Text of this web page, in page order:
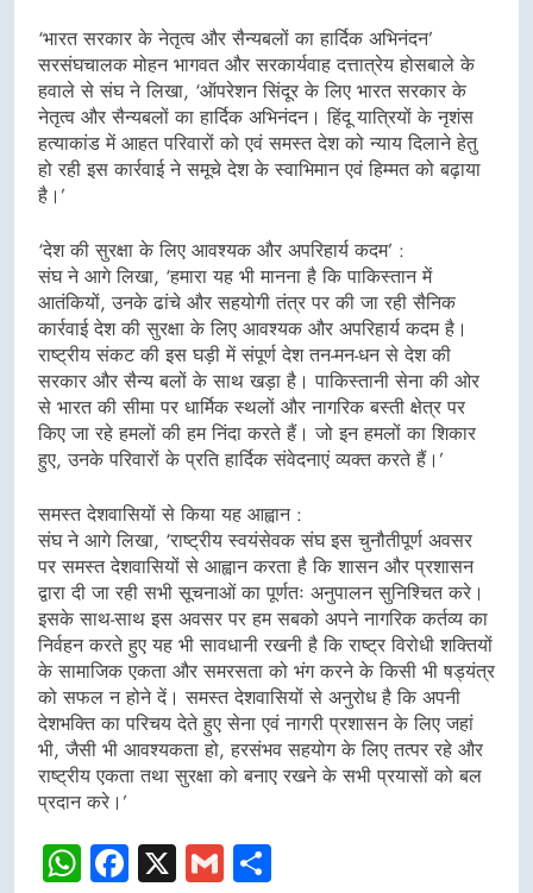
‘भारत सरकार के नेतृत्व और सैन्यबलों का हार्दिक अभिनंदन’
सरसंघचालक मोहन भागवत और सरकार्यवाह दत्तात्रेय होसबाले के
हवाले से संघ ने लिखा, ‘ऑपरेशन सिंदूर के लिए भारत सरकार के
नेतृत्व और सैन्यबलों का हार्दिक अभिनंदन। हिंदू यात्रियों के नृशंस
हत्याकांड में आहत परिवारों को एवं समस्त देश को न्याय दिलाने हेतु
हो रही इस कार्रवाई ने समूचे देश के स्वाभिमान एवं हिम्मत को बढ़ाया
है।’
‘देश की सुरक्षा के लिए आवश्यक और अपरिहार्य कदम’ :
संघ ने आगे लिखा, ‘हमारा यह भी मानना है कि पाकिस्तान में
आतंकियों, उनके ढांचे और सहयोगी तंत्र पर की जा रही सैनिक
कार्रवाई देश की सुरक्षा के लिए आवश्यक और अपरिहार्य कदम है।
राष्ट्रीय संकट की इस घड़ी में संपूर्ण देश तन-मन-धन से देश की
सरकार और सैन्य बलों के साथ खड़ा है। पाकिस्तानी सेना की ओर
से भारत की सीमा पर धार्मिक स्थलों और नागरिक बस्ती क्षेत्र पर
किए जा रहे हमलों की हम निंदा करते हैं। जो इन हमलों का शिकार
हुए, उनके परिवारों के प्रति हार्दिक संवेदनाएं व्यक्त करते हैं।’
समस्त देशवासियों से किया यह आह्वान :
संघ ने आगे लिखा, ‘राष्ट्रीय स्वयंसेवक संघ इस चुनौतीपूर्ण अवसर
पर समस्त देशवासियों से आह्वान करता है कि शासन और प्रशासन
द्वारा दी जा रही सभी सूचनाओं का पूर्णतः अनुपालन सुनिश्चित करे।
इसके साथ-साथ इस अवसर पर हम सबको अपने नागरिक कर्तव्य का
निर्वहन करते हुए यह भी सावधानी रखनी है कि राष्ट्र विरोधी शक्तियों
के सामाजिक एकता और समरसता को भंग करने के किसी भी षड्यंत्र
को सफल न होने दें। समस्त देशवासियों से अनुरोध है कि अपनी
देशभक्ति का परिचय देते हुए सेना एवं नागरी प्रशासन के लिए जहां
भी, जैसी भी आवश्यकता हो, हरसंभव सहयोग के लिए तत्पर रहे और
राष्ट्रीय एकता तथा सुरक्षा को बनाए रखने के सभी प्रयासों को बल
प्रदान करे।’
WhatsApp
Facebook
X Gmail